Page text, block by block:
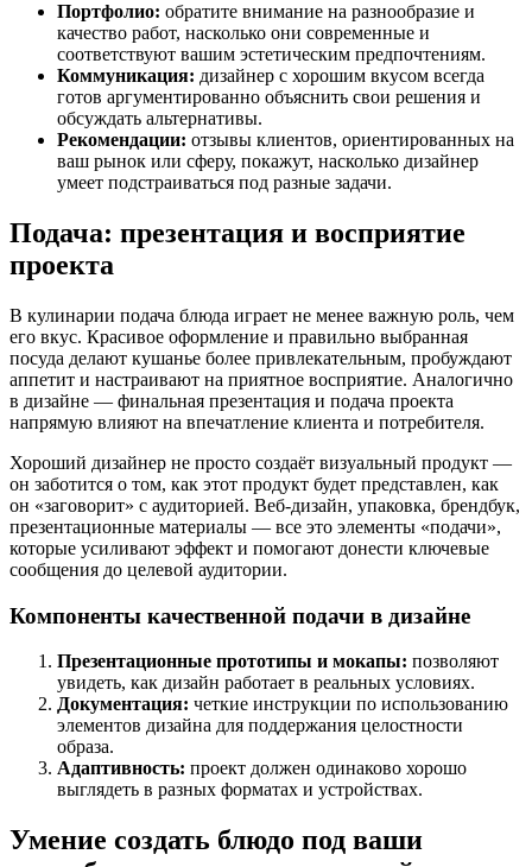
Портфолио: обратите внимание на разнообразие и
качество работ, насколько они современные и
соответствуют вашим эстетическим предпочтениям.
Коммуникация: дизайнер с хорошим вкусом всегда
готов аргументированно объяснить свои решения и
обсуждать альтернативы.
Рекомендации: отзывы клиентов, ориентированных на
ваш рынок или сферу, покажут, насколько дизайнер
умеет подстраиваться под разные задачи.
Подача: презентация и восприятие
проекта
В кулинарии подача блюда играет не менее важную роль, чем
его вкус. Красивое оформление и правильно выбранная
посуда делают кушанье более привлекательным, пробуждают
аппетит и настраивают на приятное восприятие. Аналогично
в дизайне — финальная презентация и подача проекта
напрямую влияют на впечатление клиента и потребителя.
Хороший дизайнер не просто создаёт визуальный продукт —
он заботится о том, как этот продукт будет представлен, как
он «заговорит» с аудиторией. Веб-дизайн, упаковка, брендбук,
презентационные материалы — все это элементы «подачи»,
которые усиливают эффект и помогают донести ключевые
сообщения до целевой аудитории.
Компоненты качественной подачи в дизайне
Презентационные прототипы и мокапы: позволяют
увидеть, как дизайн работает в реальных условиях.
Документация: четкие инструкции по использованию
элементов дизайна для поддержания целостности
образа.
Адаптивность: проект должен одинаково хорошо
выглядеть в разных форматах и устройствах.
Умение создать блюдо под ваши